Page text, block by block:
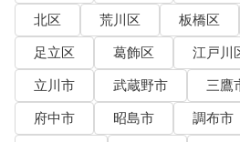
北区
荒川区 板橋区
足立区
葛飾区 江戸川
立川市
武蔵野市 三鷹
府中市
昭島市 調布市